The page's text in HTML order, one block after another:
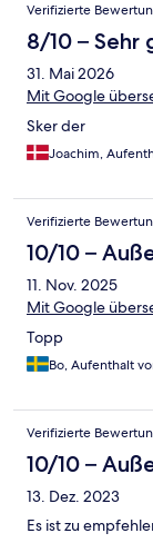
Verifizierte
8/10 – Sehr
31. Mai 2026
Mit Google
Sker der
Joachim,
Verifizierte
10/10 –
11. Nov. 2025
Mit Google
Topp
Bo, Aufenthalt
Verifizierte
10/10 –
13. Dez. 2023
Es ist zu